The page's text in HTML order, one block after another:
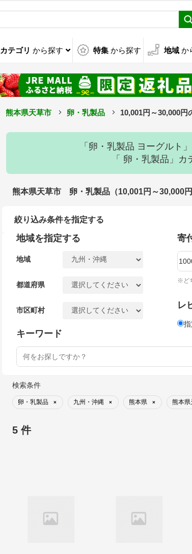
カテゴリ から探す 特集 から探す 地域 か
熊本県天草市 卵・乳製品 10,001円～30,000円
「卵・乳製品 ヨーグルト
「 卵・乳製品」
熊本県天草市 卵・乳製品（10,001円～30,000
絞り込み条件を指定する
地域を指定する
地域
都道府県
市区町村
寄
※ど
レ
指
キーワード
検索条件
卵・乳製品 × 九州・沖縄 × 熊本県 × 熊本県
5 件